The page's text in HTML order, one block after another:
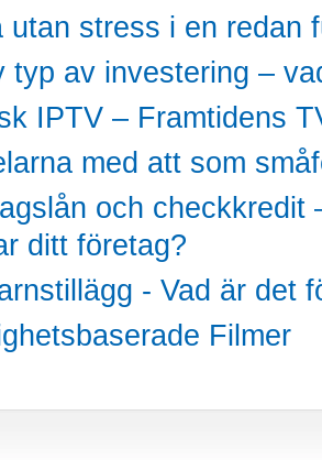
utan stress i en redan
typ av investering –
IPTV – Framtidens
med att som
och checkkredit
ditt företag?
- Vad är det
Filmer